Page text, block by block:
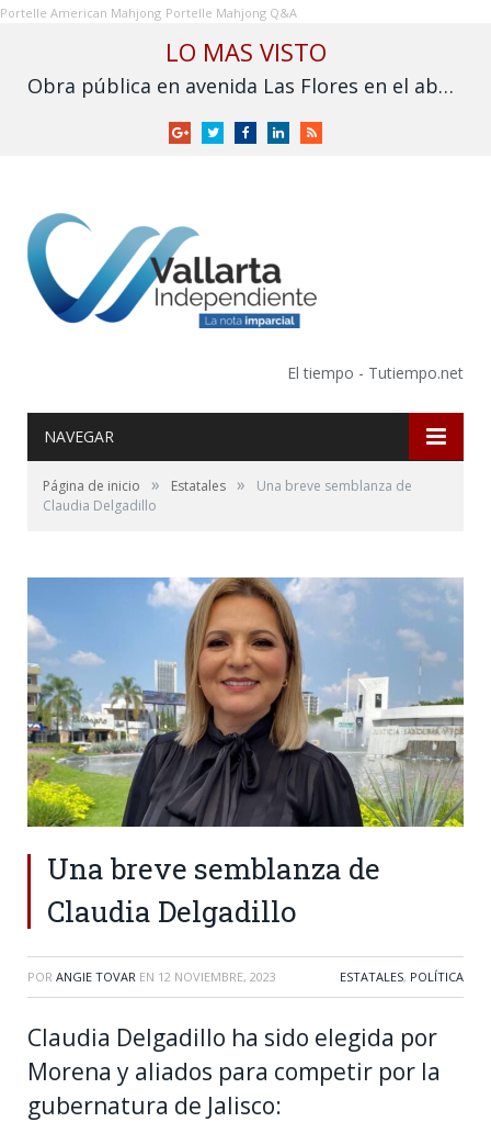
Portelle American Mahjong Portelle Mahjong Q&A
LO MAS VISTO
Obra pública en avenida Las Flores en el abandono
GoogleTwitterFacebookLinkedInRSS
El tiempo - Tutiempo.net
NAVEGAR
Página de inicio » Estatales »
Una breve semblanza de
Claudia Delgadillo
Una breve semblanza de
Claudia Delgadillo
POR ANGIE TOVAR EN 12 NOVIEMBRE, 2023 ESTATALES, POLÍTICA
Claudia Delgadillo ha sido elegida por
Morena y aliados para competir por la
gubernatura de Jalisco: